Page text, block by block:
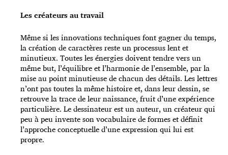
Les créateurs au travail
Même si les innovations techniques font gagner du temps,
la création de caractères reste un processus lent et
minutieux. Toutes les énergies doivent tendre vers un
même but, l’équilibre et l’harmonie de l’ensemble, par la
mise au point minutieuse de chacun des détails. Les lettres
n’ont pas toutes la même histoire et, dans leur dessin, se
retrouve la trace de leur naissance, fruit d’une expérience
particulière. Le dessinateur est un auteur, un créateur qui
peu à peu invente son vocabulaire de formes et définit
l’approche conceptuelle d’une expression qui lui est
propre.